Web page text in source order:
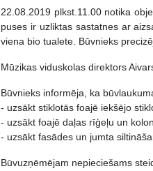
22.08.2019 plkst.11.00 notika
puses ir uzliktas sastatnes ar
viena bio tualete. Būvnieks
Mūzikas viduskolas direktors
Būvnieks informēja, ka
- uzsākt stiklotās foajē iekšējo
- uzsākt foajē daļas rīģeļu un
- uzsākt fasādes un jumta
Būvuzņēmējam nepieciešams